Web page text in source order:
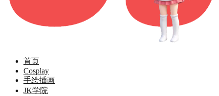
首页
Cosplay
手绘插画
JK学院